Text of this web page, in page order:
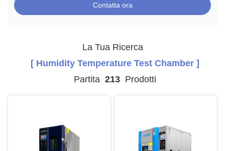
Contatta ora
La Tua Ricerca
[ Humidity Temperature Test Chamber ]
Partita 213 Prodotti